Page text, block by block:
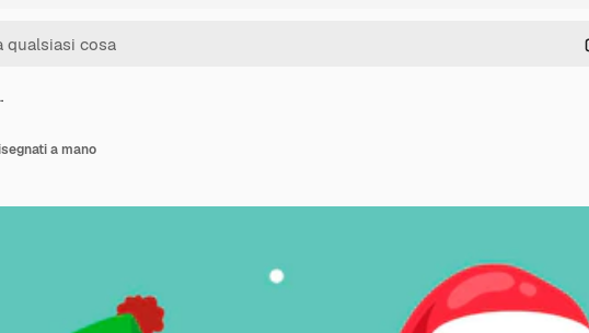
a mano